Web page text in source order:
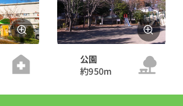
公園
約950m